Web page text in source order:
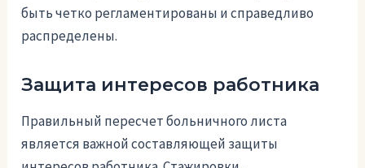
быть четко регламентированы и справедливо
распределены.
Защита интересов работника
Правильный пересчет больничного листа
является важной составляющей защиты